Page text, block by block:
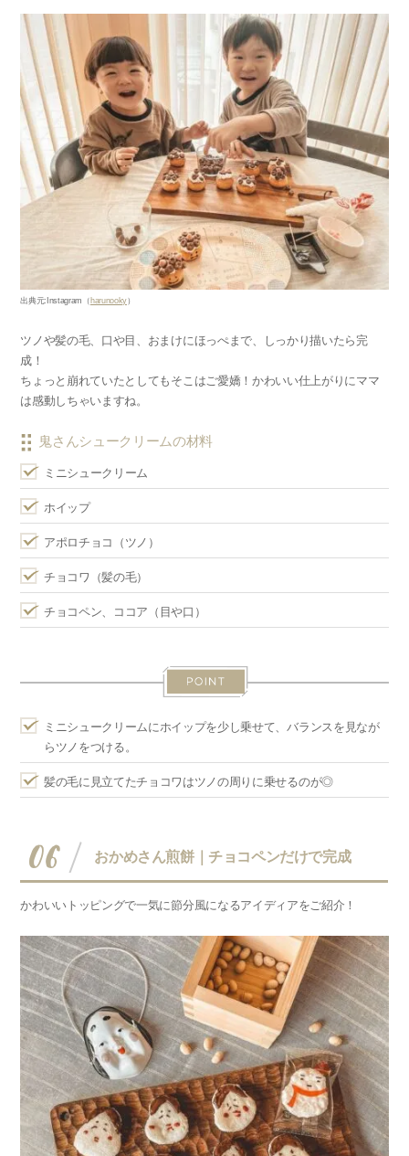
出典元:Instagram （ harunooky）
ツノや髪の毛、口や目、おまけにほっぺまで、しっかり描いたら完
成！
ちょっと崩れていたとしてもそこはご愛嬌！かわいい仕上がりにママ
は感動しちゃいますね。
鬼さんシュークリームの材料
ミニシュークリーム
ホイップ
アポロチョコ（ツノ）
チョコワ（髪の毛）
チョコペン、ココア（目や口）
ミニシュークリームにホイップを少し乗せて、バランスを見なが
らツノをつける。
髪の毛に見立てたチョコワはツノの周りに乗せるのが◎
06 おかめさん煎餅｜チョコペンだけで完成
かわいいトッピングで一気に節分風になるアイディアをご紹介！